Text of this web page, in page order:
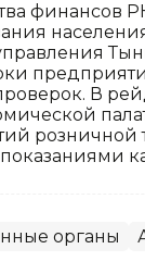
финансов
В
розничной
органы